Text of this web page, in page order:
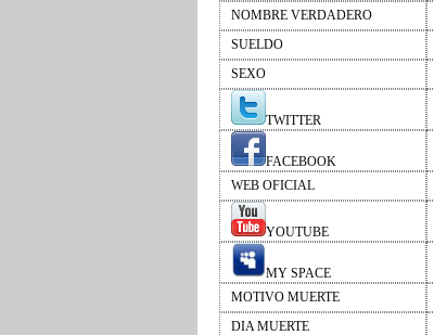
NOMBRE VERDADERO
SUELDO
SEXO
TWITTER
FACEBOOK
WEB OFICIAL
YOUTUBE
MY SPACE
MOTIVO MUERTE
DIA MUERTE